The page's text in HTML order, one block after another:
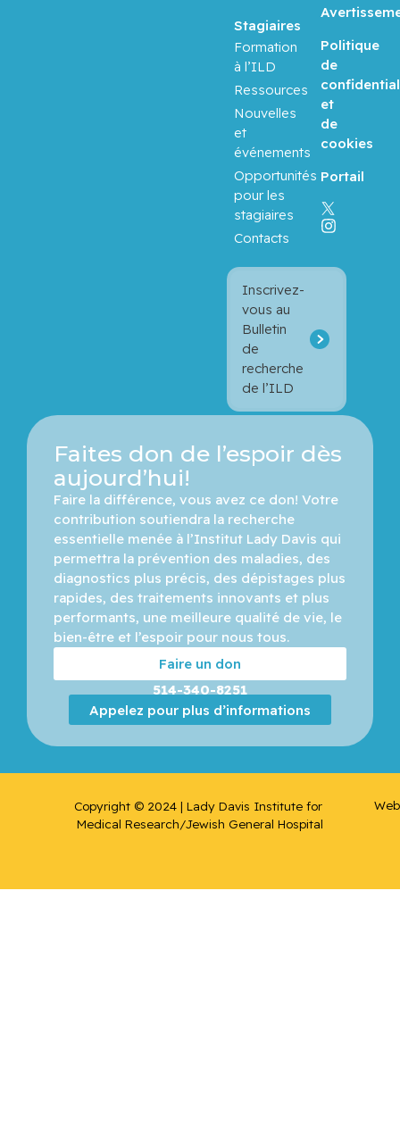
Inscrivez-
vous au
Bulletin
de
recherche
de l’ILD
Stagiaires
Formation
à l’ILD
Ressources
Nouvelles
et
événements
Opportunités
pour les
stagiaires
Contacts
Politique
de
et
de
cookies
Portail
Faites don de l’espoir dès
aujourd’hui!
Faire la différence, vous avez ce don! Votre
contribution soutiendra la recherche
essentielle menée à l’Institut Lady Davis qui
permettra la prévention des maladies, des
diagnostics plus précis, des dépistages plus
rapides, des traitements innovants et plus
performants, une meilleure qualité de vie, le
bien-être et l’espoir pour nous tous.
Faire un don
514-340-8251
Appelez pour plus d’informations
Copyright © 2024 | Lady Davis Institute for
Medical Research/Jewish General Hospital